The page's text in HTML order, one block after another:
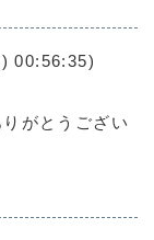
00:56:35)
がとうござい